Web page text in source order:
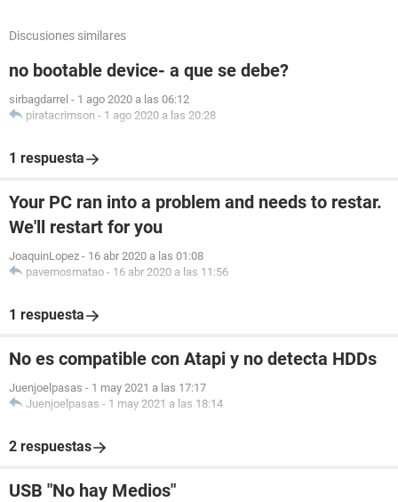
Discusiones similares
no bootable device- a que se debe?
sirbagdarrel - 1 ago 2020 a las 06:12
piratacrimson - 1 ago 2020 a las 20:28
1 respuesta
Your PC ran into a problem and needs to restar.
We'll restart for you
JoaquinLopez - 16 abr 2020 a las 01:08
pavernosmatao - 16 abr 2020 a las 11:56
1 respuesta
No es compatible con Atapi y no detecta HDDs
Juenjoelpasas - 1 may 2021 a las 17:17
Juenjoelpasas - 1 may 2021 a las 18:14
2 respuestas
USB "No hay Medios"